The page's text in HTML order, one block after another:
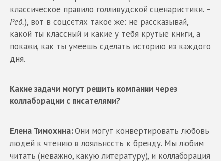
классическое правило голливудской сценаристики. –
Ред.), вот в соцсетях такое же: не рассказывай,
какой ты классный и какие у тебя крутые книги, а
покажи, как ты умеешь сделать историю из каждого
дня.
Какие задачи могут решить компании через
коллаборации с писателями?
Елена Тимохина:Они могут конвертировать любовь
людей к чтению в лояльность к бренду. Мы любим
читать (неважно, какую литературу), и коллаборация